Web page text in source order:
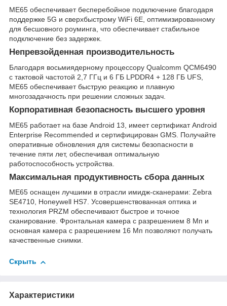
ME65 обеспечивает бесперебойное подключение благодаря
поддержке 5G и сверхбыстрому WiFi 6E, оптимизированному
для бесшовного роуминга, что обеспечивает стабильное
подключение без задержек.
Непревзойденная производительность
Благодаря восьмиядерному процессору Qualcomm QCM6490
с тактовой частотой 2,7 ГГц и 6 ГБ LPDDR4 + 128 ГБ UFS,
ME65 обеспечивает быструю реакцию и плавную
многозадачность при решении сложных задач.
Корпоративная безопасность высшего уровня
ME65 работает на базе Android 13, имеет сертификат Android
Enterprise Recommended и сертифицирован GMS. Получайте
оперативные обновления для системы безопасности в
течение пяти лет, обеспечивая оптимальную
работоспособность устройства.
Максимальная продуктивность сбора данных
ME65 оснащен лучшими в отрасли имидж-сканерами: Zebra
SE4710, Honeywell HS7. Усовершенствованная оптика и
технология PRZM обеспечивают быстрое и точное
сканирование. Фронтальная камера с разрешением 8 Мп и
основная камера с разрешением 16 Мп позволяют получать
качественные снимки.
Скрыть
Характеристики